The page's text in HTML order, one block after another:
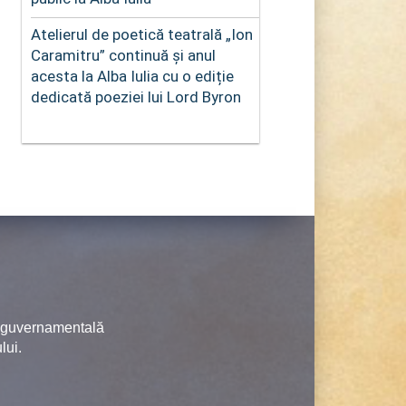
Atelierul de poetică teatrală „Ion
Caramitru” continuă și anul
acesta la Alba Iulia cu o ediție
dedicată poeziei lui Lord Byron